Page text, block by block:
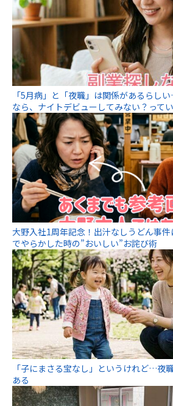
「5月病」と「夜職」は関係があるらし
なら、ナイトデビューしてみない？って
大野入社1周年記念！出汁なしうどん事
でやらかした時の”おいしい”お詫び術
「子にまさる宝なし」というけれど…夜
ある